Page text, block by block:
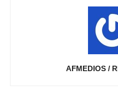
AFMEDIOS /